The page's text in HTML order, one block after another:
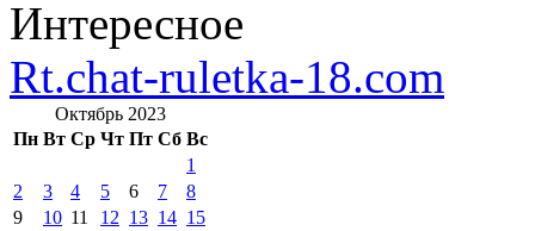
Интересное
Rt.chat-ruletka-18.com
Октябрь 2023
Пн Вт Ср Чт Пт Сб Вс
1
2
3 4 5 6 7
8
9
10 11 12 13 14 15